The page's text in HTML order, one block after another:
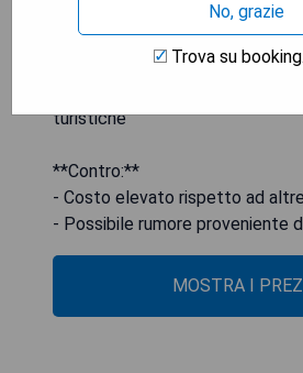
- Balcone privato con vista
- Jacuzzi in camera
- Design moderno e elegante
turistiche
**Contro:**
- Costo elevato rispetto ad
- Possibile rumore proveniente
MOSTRA I
No, grazie
Trova su